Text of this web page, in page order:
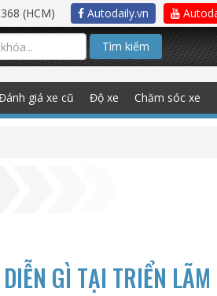
(HCM) Autodaily.vn
Tìm kiếm
giá xe cũ Độ xe Chăm sóc xe
GÌ TẠI TRIỂN